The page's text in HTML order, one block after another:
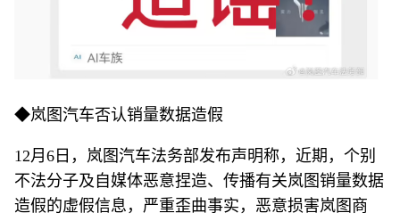
◆岚图汽车否认销量数据造假
12月6日，岚图汽车法务部发布声明称，近期，个别
不法分子及自媒体恶意捏造、传播有关岚图销量数据
造假的虚假信息，严重歪曲事实，恶意损害岚图商